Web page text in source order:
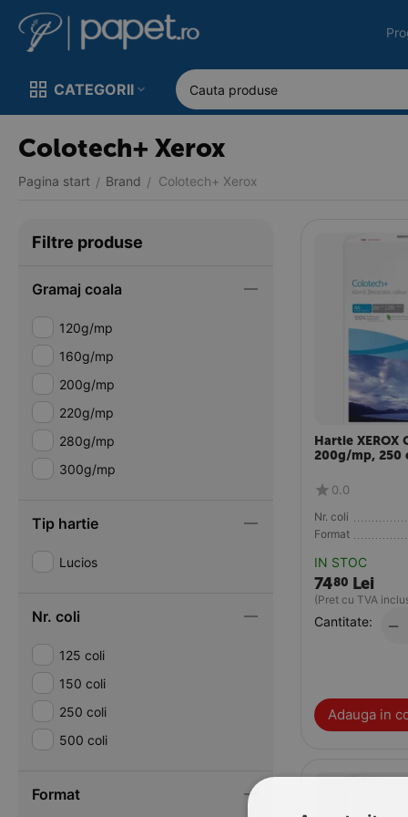
CATEGORII
Colotech+ Xerox
Pagina start / Brand / Colotech+ Xerox
Hartie XEROX
200g/mp,
0.0
Nr. coli
Format
IN STOC
7480 Lei
(Pret cu TVA
Cantitate: −
Adauga in
Filtre produse
Gramaj coala
120g/mp
160g/mp
200g/mp
220g/mp
280g/mp
300g/mp
Tip hartie
Lucios
Nr. coli
125 coli
150 coli
250 coli
500 coli
Format